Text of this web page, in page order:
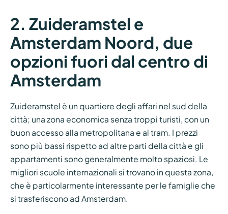
2. Zuideramstel e
Amsterdam Noord, due
opzioni fuori dal centro di
Amsterdam
Zuideramstel è un quartiere degli affari nel sud della
città; una zona economica senza troppi turisti, con un
buon accesso alla metropolitana e al tram. I prezzi
sono più bassi rispetto ad altre parti della città e gli
appartamenti sono generalmente molto spaziosi. Le
migliori scuole internazionali si trovano in questa zona,
che è particolarmente interessante per le famiglie che
si trasferiscono ad Amsterdam.